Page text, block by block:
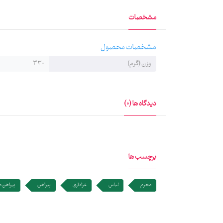
مشخصات
مشخصات محصول
وزن (گرم) 330
دیدگاه ها (0)
برچسب ها
محرم لباس عزاداری پیراهن